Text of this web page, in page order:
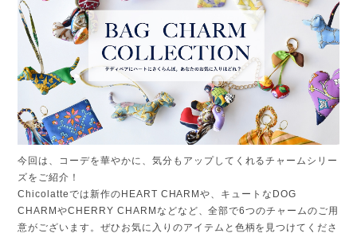
今回は、コーデを華やかに、気分もアップしてくれるチャームシリー
ズをご紹介！
Chicolatteでは新作のHEART CHARMや、キュートなDOG
CHARMやCHERRY CHARMなどなど、全部で6つのチャームのご用
意がございます。ぜひお気に入りのアイテムと色柄を見つけてくださ